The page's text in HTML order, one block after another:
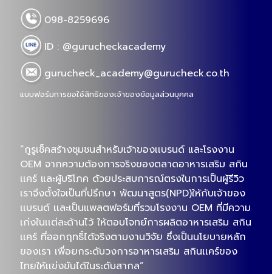
098-8259696
ID : @gurucheckacademy
gurucheck_academy@gurucheck.co.th
แบบฟอร์มการขอใช้สิทธิของเจ้าของข้อมูลส่วนบุคคล
“กูรูเช็คสร้างชุมชนสำหรับเจ้าของเเบรนด์ และโรงงาน
OEM จากความต้องการจริงของตลาดอาหารเสริม สกิน
เเคร์ และผู้บริโภค ด้วยประสบการณ์ตรงในการเป็นผู้รีวิว
เราจึงตั้งใจเป็นที่ปรึกษา พัฒนาสูตร(NPD)ให้กับเจ้าของ
เเบรนด์ เเละเป็นแพลตฟอร์มที่รวมโรงงาน OEM ที่มีความ
เก่งในเเต่ละด้านไว้ ให้ตอบโจทย์การผลิตอาหารเสริม สกิน
เเคร์ ที่ออกฤทธิ์ได้จริงตามงานวิจัย ซึ่งเป็นนโยบายหลัก
ของเรา เพื่อยกระดับวงการอาหารเสริม สกินเเคร์ของ
ไทยให้เเข่งขันได้ในระดับสากล“